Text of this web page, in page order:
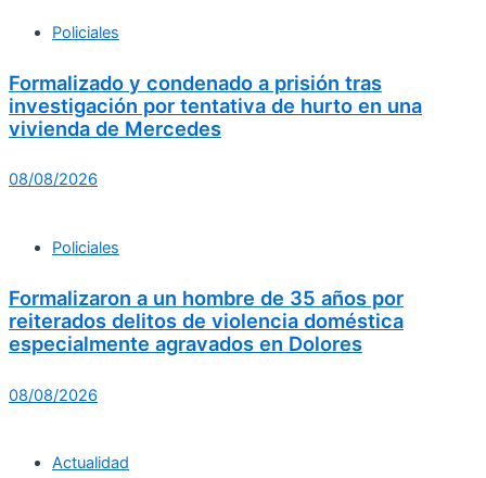
Policiales
Formalizado y condenado a prisión tras
investigación por tentativa de hurto en una
vivienda de Mercedes
08/08/2026
Policiales
Formalizaron a un hombre de 35 años por
reiterados delitos de violencia doméstica
especialmente agravados en Dolores
08/08/2026
Actualidad